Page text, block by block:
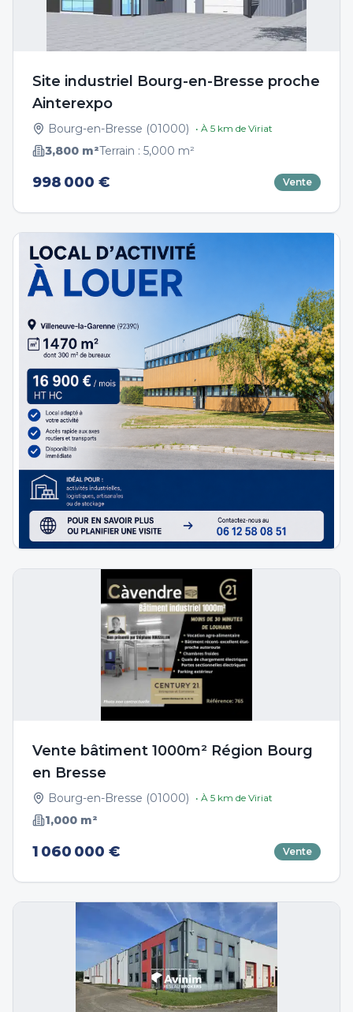
Site industriel Bourg-en-Bresse proche
Ainterexpo
Bourg-en-Bresse (01000) • À 5 km de Viriat
3,800 m²Terrain : 5,000 m²
998 000 € Vente
Vente bâtiment 1000m² Région Bourg
en Bresse
Bourg-en-Bresse (01000) • À 5 km de Viriat
1,000 m²
1 060 000 € Vente